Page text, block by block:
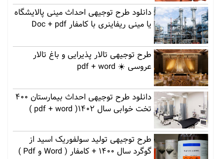
دانلود طرح توجیهی احداث مینی پالایشگاه
یا مینی ریفاینری با کامفار Doc + pdf
طرح توجیهی تالار پذیرایی و باغ تالار
عروسی ☀️ pdf + word
دانلود طرح توجیهی احداث بیمارستان 400
تخت خوابی سال 1402( pdf + word )
طرح توجیهی تولید سولفوریک اسید از
گوگرد سال 1400 + کامفار ( Word و Pdf )